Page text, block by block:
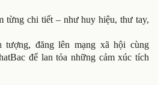
từng chi tiết – như huy hiệu, thư tay,
tượng, đăng lên mạng xã hội cùng
để lan tỏa những cảm xúc tích